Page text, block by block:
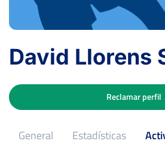
David Llorens
General Estadísticas
Reclamar perfil